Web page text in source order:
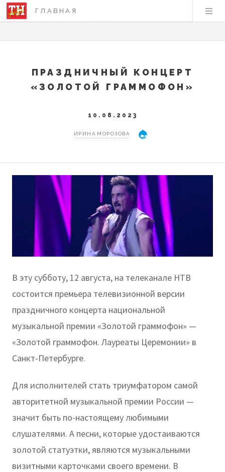
ГЛАВНАЯ
ПРАЗДНИЧНЫЙ КОНЦЕРТ
«ЗОЛОТОЙ ГРАММОФОН»
10.08.2023
ИРИНА МОРОЗОВА
В эту субботу, 12 августа, на телеканале НТВ
состоится премьера телевизионной версии
праздничного концерта национальной
музыкальной премии «Золотой граммофон» —
«Золотой граммофон. Лауреаты Церемонии» в
Санкт-Петербурге.
Для исполнителей стать триумфатором самой
авторитетной музыкальной премии России —
значит быть по-настоящему любимыми
слушателями. А песни, которые удостаиваются
золотой статуэтки, являются музыкальными
визитными карточками своего времени. В